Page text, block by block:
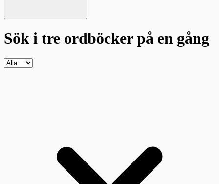
Sök i tre ordböckerpå en gång